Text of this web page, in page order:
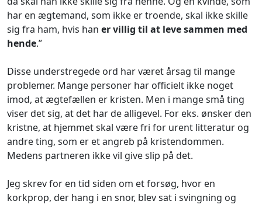
har en ægtemand, som ikke er troende, skal ikke skille
sig fra ham, hvis han er villig til at leve sammen med
hende.”
Disse understregede ord har været årsag til mange
problemer. Mange personer har officielt ikke noget
imod, at ægtefællen er kristen. Men i mange små ting
viser det sig, at det har de alligevel. For eks. ønsker den
kristne, at hjemmet skal være fri for urent litteratur og
andre ting, som er et angreb på kristendommen.
Medens partneren ikke vil give slip på det.
Jeg skrev for en tid siden om et forsøg, hvor en
korkprop, der hang i en snor, blev sat i svingning og